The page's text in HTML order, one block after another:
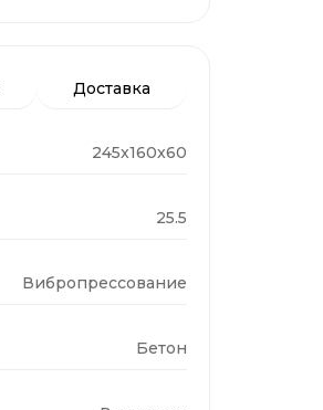
Доставка
245x160x60
25.5
Вибропрессование
Бетон